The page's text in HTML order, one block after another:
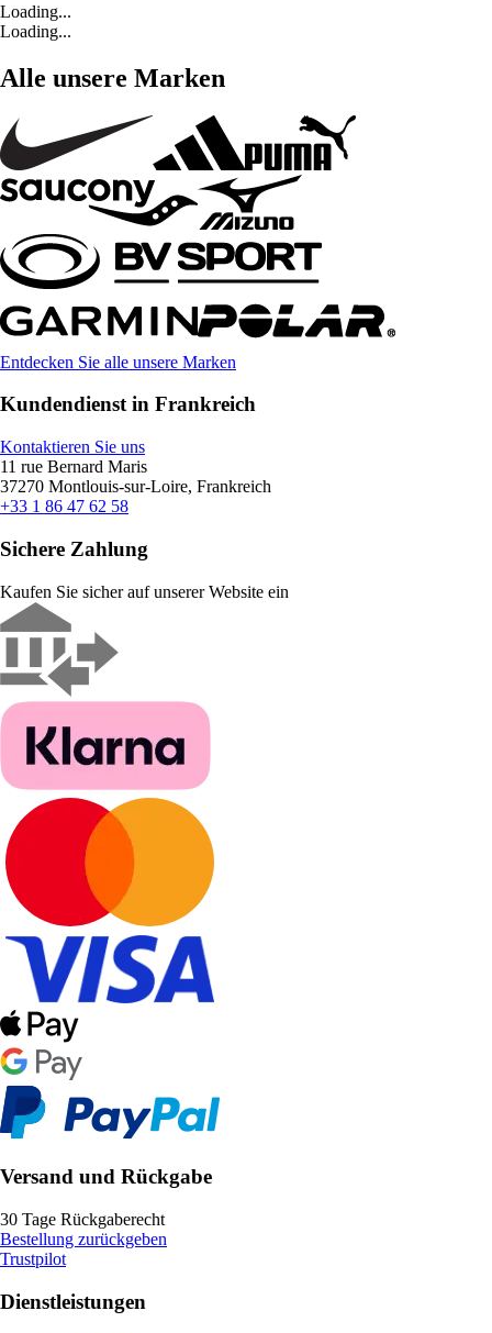
Loading...
Loading...
Alle unsere Marken
Entdecken Sie alle unsere Marken
Kundendienst in Frankreich
Kontaktieren Sie uns
11 rue Bernard Maris
37270 Montlouis-sur-Loire, Frankreich
+33 1 86 47 62 58
Sichere Zahlung
Kaufen Sie sicher auf unserer Website ein
Versand und Rückgabe
30 Tage Rückgaberecht
Bestellung zurückgeben
Trustpilot
Dienstleistungen